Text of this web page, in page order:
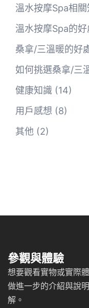
溫水按摩Spa相關
溫水按摩Spa的好
桑拿/三溫暖的好
如何挑選桑拿/三
健康知識 (14)
用戶感想 (8)
其他 (2)
參觀與體驗
想要觀看實物或實際
做進一步的介紹與說
解。